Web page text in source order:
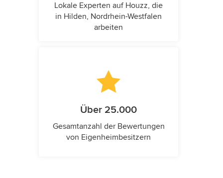
Lokale Experten auf Houzz, die
in Hilden, Nordrhein-Westfalen
arbeiten
Über 25.000
Gesamtanzahl der Bewertungen
von Eigenheimbesitzern